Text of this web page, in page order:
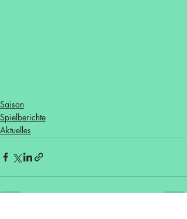
Saison
Spielberichte
Aktuelles